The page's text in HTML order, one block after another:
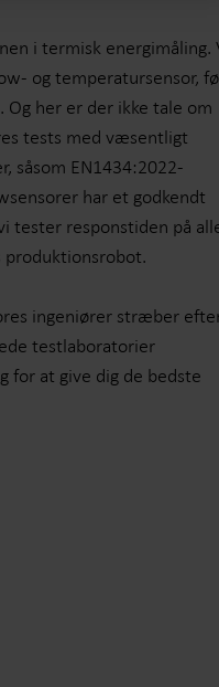
i termisk energimåling.
og temperatursensor,
her er der ikke tale om
tests med væsentligt
såsom EN1434:2022-
har et godkendt
tester responstiden på
ingeniører stræber
testlaboratorier
for at give dig de bedste